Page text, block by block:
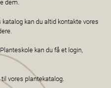
dem.
kan du altid kontakte vores
kan du få et login,
vores plantekatalog.